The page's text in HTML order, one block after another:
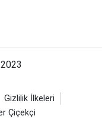
Gizlilik İlkeleri
Çiçekçi